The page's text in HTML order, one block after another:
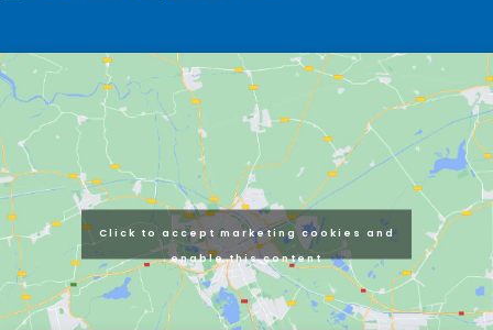
Click to accept marketing cookies and
enable this content